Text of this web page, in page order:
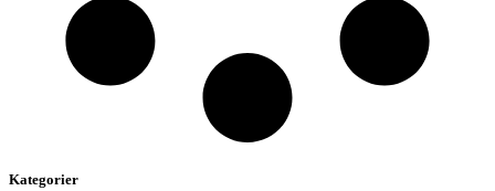
Kategorier